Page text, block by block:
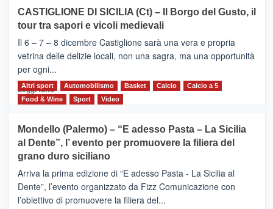
MOIO
ALCANTARA
–
Vivicittà,
alla
scoperta
del
territorio,
e
messaggi
di
CASTIGLIONE DI SICILIA (Ct) – Il Borgo del Gusto, il
tour tra sapori e vicoli medievali
Il 6 – 7 – 8 dicembre Castiglione sarà una vera e propria
vetrina delle delizie locali, non una sagra, ma una opportunità
per ogni...
Leggi tuttoLeggi
di
CASTIGLIONE
DI
SICILIA
(Ct)
–
Il
Borgo
Altri sport Automobilismo Basket Calcio
Calcio a 5
Food & Wine
Sport Video
Mondello (Palermo) – “E adesso Pasta – La Sicilia
al Dente”, l’ evento per promuovere la filiera del
grano duro siciliano
Arriva la prima edizione di “E adesso Pasta - La Sicilia al
Dente”, l’evento organizzato da Fizz Comunicazione con
l’obiettivo di promuovere la filiera del...